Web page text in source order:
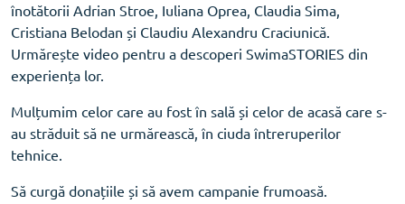
înotătorii Adrian Stroe, Iuliana Oprea, Claudia Sima,
Cristiana Belodan și Claudiu Alexandru Craciunică.
Urmărește video pentru a descoperi SwimaSTORIES din
experiența lor.
Mulțumim celor care au fost în sală și celor de acasă care s-
au străduit să ne urmărească, în ciuda întreruperilor
tehnice.
Să curgă donațiile și să avem campanie frumoasă.